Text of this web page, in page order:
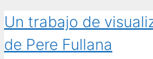
Un trabajo de
de Pere Fullana